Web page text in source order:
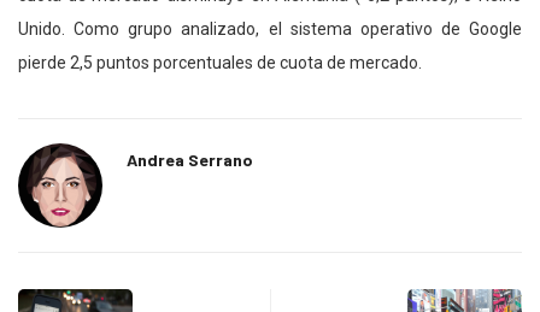
Unido. Como grupo analizado, el sistema operativo de Google
pierde 2,5 puntos porcentuales de cuota de mercado.
Andrea Serrano